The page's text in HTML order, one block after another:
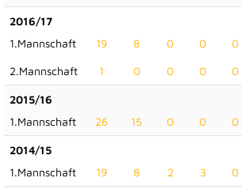
2016/17
1.Mannschaft
19 8 0 0 0
2.Mannschaft 1 0 0 0 0
2015/16
1.Mannschaft
26 15 0 0 0
2014/15
1.Mannschaft
19 8 2 3 0